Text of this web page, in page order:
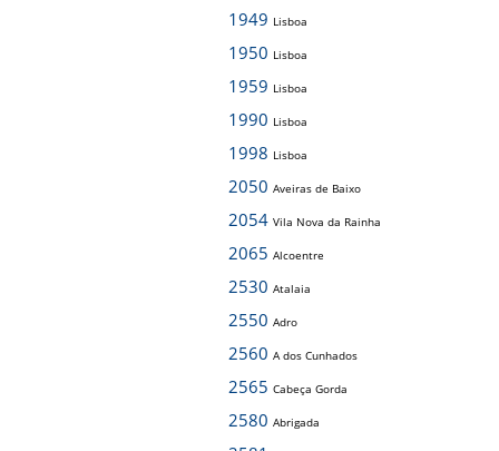
1949 Lisboa
1950 Lisboa
1959 Lisboa
1990 Lisboa
1998 Lisboa
2050 Aveiras de Baixo
2054 Vila Nova da Rainha
2065 Alcoentre
2530 Atalaia
2550 Adro
2560 A dos Cunhados
2565 Cabeça Gorda
2580 Abrigada